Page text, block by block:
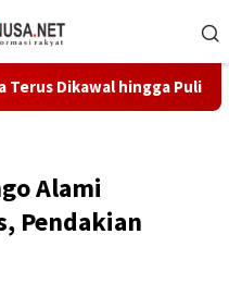
hingga Pulih Di
Alami
Pendakian